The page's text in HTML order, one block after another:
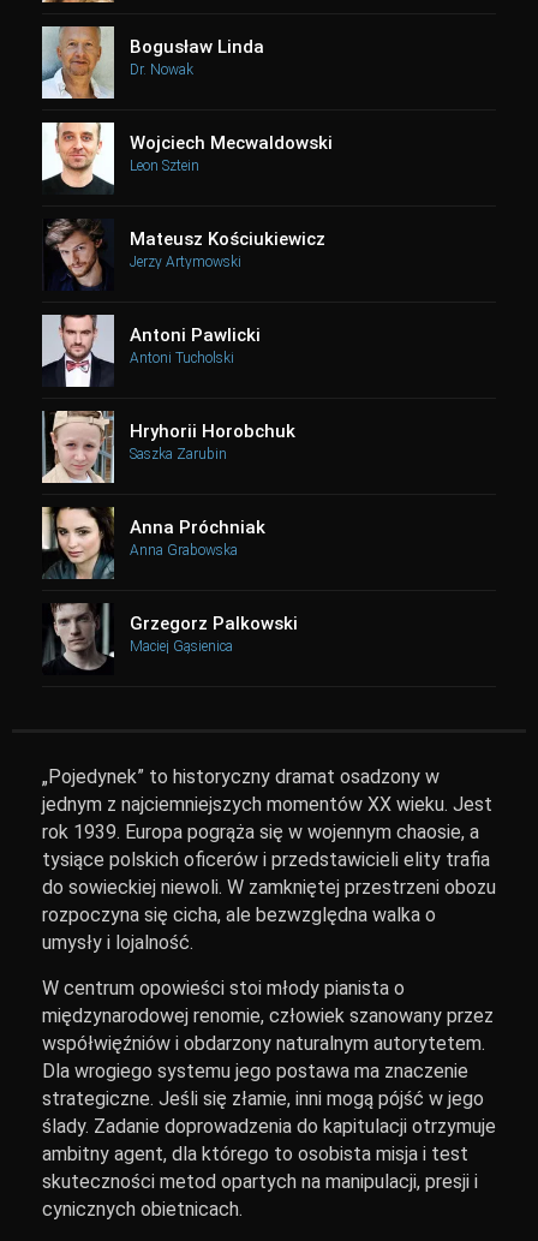
Bogusław Linda
Dr. Nowak
Wojciech Mecwaldowski
Leon Sztein
Mateusz Kościukiewicz
Jerzy Artymowski
Antoni Pawlicki
Antoni Tucholski
Hryhorii Horobchuk
Saszka Zarubin
Anna Próchniak
Anna Grabowska
Grzegorz Palkowski
Maciej Gąsienica
„Pojedynek” to historyczny dramat osadzony w
jednym z najciemniejszych momentów XX wieku. Jest
rok 1939. Europa pogrąża się w wojennym chaosie, a
tysiące polskich oficerów i przedstawicieli elity trafia
do sowieckiej niewoli. W zamkniętej przestrzeni obozu
rozpoczyna się cicha, ale bezwzględna walka o
umysły i lojalność.
W centrum opowieści stoi młody pianista o
międzynarodowej renomie, człowiek szanowany przez
współwięźniów i obdarzony naturalnym autorytetem.
Dla wrogiego systemu jego postawa ma znaczenie
strategiczne. Jeśli się złamie, inni mogą pójść w jego
ślady. Zadanie doprowadzenia do kapitulacji otrzymuje
ambitny agent, dla którego to osobista misja i test
skuteczności metod opartych na manipulacji, presji i
cynicznych obietnicach.